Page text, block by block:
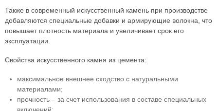
Также в современный искусственный камень при производстве
добавляются специальные добавки и армирующие волокна, что
повышает плотность материала и увеличивает срок его
эксплуатации.
Свойства искусственного камня из цемента:
максимальное внешнее сходство с натуральными
материалами;
прочность – за счет использования в составе специальных